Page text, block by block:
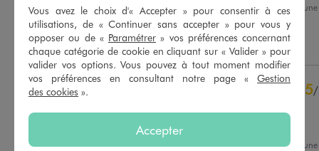
Basé sur136 avis soumis à un
contrôle
Voir tous les avis sur ce site
88
4étoiles
2
1
Avis du 05/08/2026
, suite à
21/07/2026 parAngelique D.
Utile(0) Signaler
5/
Avis du26/07/2026 , suite à
Vous avez le choix d'« Accepter » pour consentir à ces
utilisations, de « Continuer sans accepter » pour vous y
opposer ou de « Paramétrer » vos préférences concernant
chaque catégorie de cookie en cliquant sur « Valider » pour
valider vos options. Vous pouvez à tout moment modifier
vos préférences en consultant notre page « Gestion
des cookies ».
Accepter